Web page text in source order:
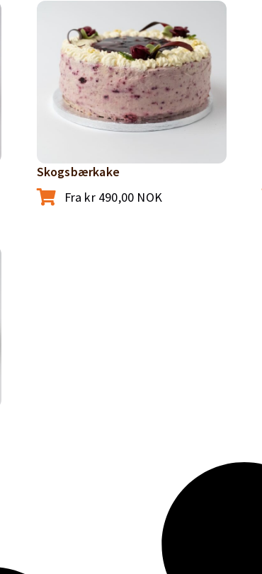
Skogsbærkake
Fra kr490,00 NOK